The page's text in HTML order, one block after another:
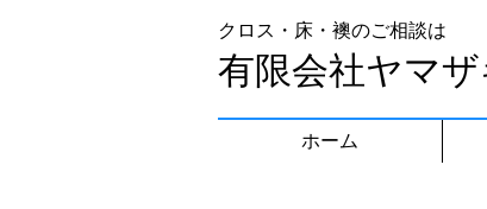
クロス・床・襖のご相談は
有限会社ヤマ
ホーム